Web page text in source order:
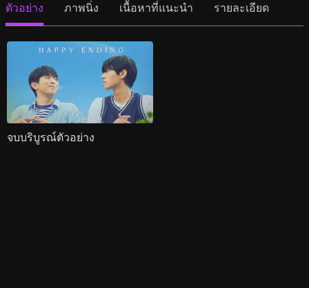
ตัวอย่าง ภาพนิ่ง เนื้อหาที่แนะนำ รายละเอียด
จบบริบูรณ์ตัวอย่าง